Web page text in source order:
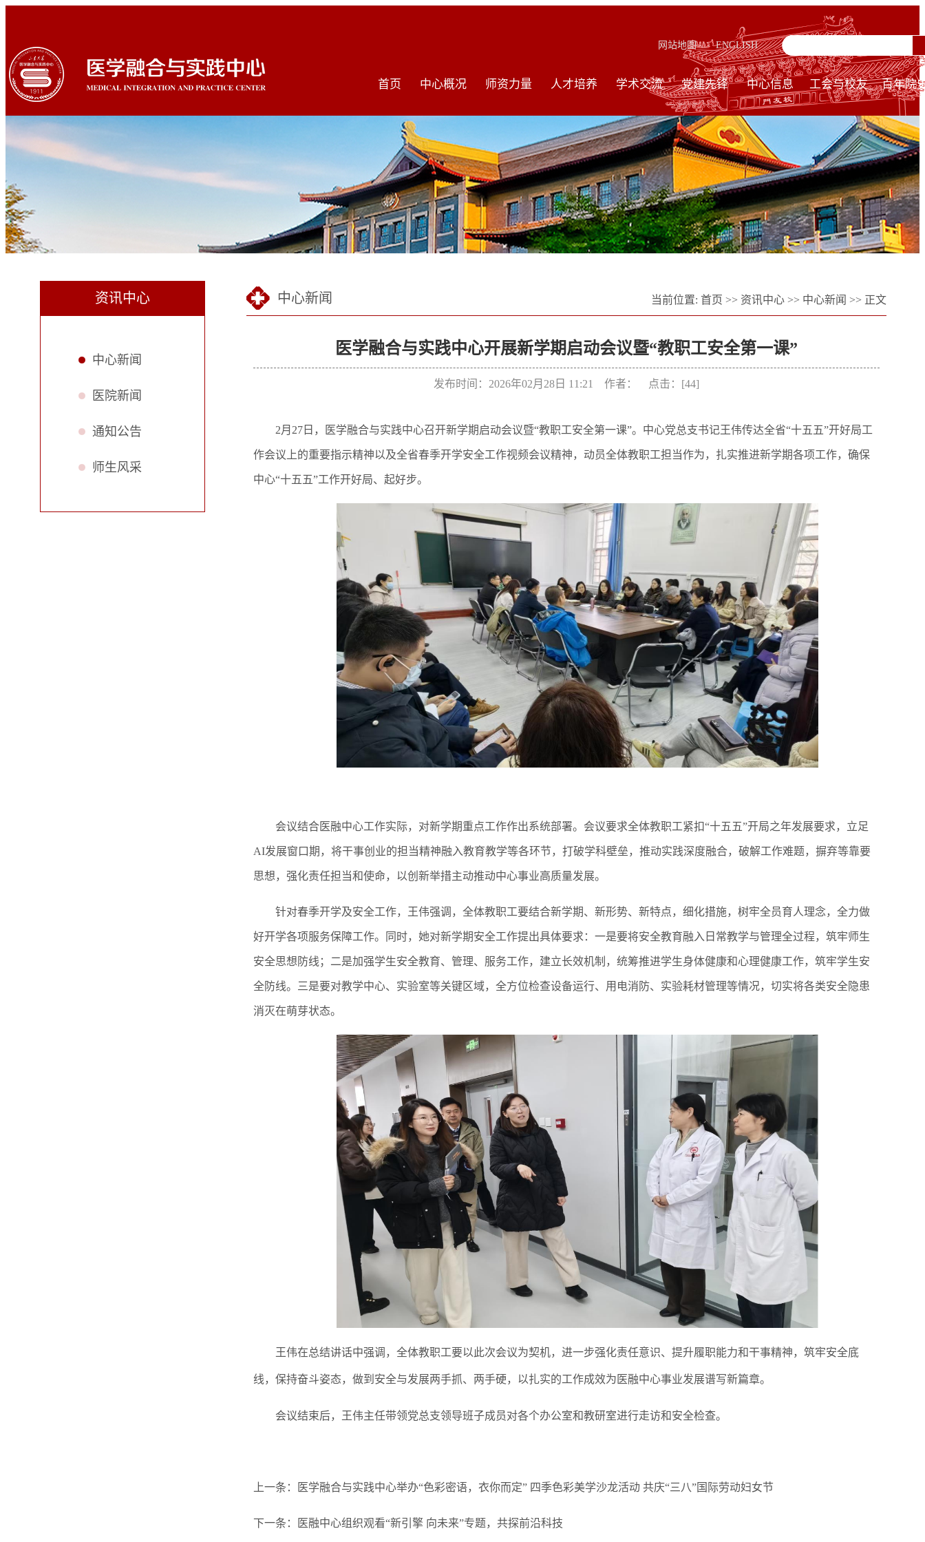
网站地图 ENGLISH
首页 中心概况 师资力量 人才培养 学术交流 党建先锋 中心信息 工会与校友 百年院
资讯中心
中心新闻
医院新闻
通知公告
师生风采
中心新闻 当前位置: 首页 >> 资讯中心 >> 中心新闻 >> 正文
医学融合与实践中心开展新学期启动会议暨“教职工安全第一课”
发布时间：2026年02月28日 11:21 作者： 点击：[44]
2月27日，医学融合与实践中心召开新学期启动会议暨“教职工安全第一课”。中心党总支书记王伟传达全省“十五五”开好局工
作会议上的重要指示精神以及全省春季开学安全工作视频会议精神，动员全体教职工担当作为，扎实推进新学期各项工作，确保
中心“十五五”工作开好局、起好步。
会议结合医融中心工作实际，对新学期重点工作作出系统部署。会议要求全体教职工紧扣“十五五”开局之年发展要求，立足
AI发展窗口期，将干事创业的担当精神融入教育教学等各环节，打破学科壁垒，推动实践深度融合，破解工作难题，摒弃等靠要
思想，强化责任担当和使命，以创新举措主动推动中心事业高质量发展。
针对春季开学及安全工作，王伟强调，全体教职工要结合新学期、新形势、新特点，细化措施，树牢全员育人理念，全力做
好开学各项服务保障工作。同时，她对新学期安全工作提出具体要求：一是要将安全教育融入日常教学与管理全过程，筑牢师生
安全思想防线； 二是加强学生安全教育、管理、服务工作，建立长效机制，统筹推进学生身体健康和心理健康工作，筑牢学生安
全防线。三是要对教学中心、实验室等关键区域，全方位检查设备运行、用电消防、实验耗材管理等情况，切实将各类安全隐患
消灭在萌芽状态。
王伟在总结讲话中强调，全体教职工要以此次会议为契机，进一步强化责任意识、提升履职能力和干事精神，筑牢安全底
线，保持奋斗姿态，做到安全与发展两手抓、两手硬，以扎实的工作成效为医融中心事业发展谱写新篇章。
会议结束后，王伟主任带领党总支领导班子成员对各个办公室和教研室进行走访和安全检查。
上一条： 医学融合与实践中心举办“色彩密语，衣你而定” 四季色彩美学沙龙活动 共庆“三八”国际劳动妇女节
下一条： 医融中心组织观看“新引擎 向未来”专题，共探前沿科技